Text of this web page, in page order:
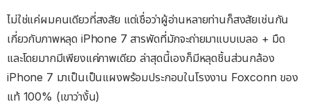
ไม่ใช่แค่ผมคนเดียวที่สงสัย แต่เชื่อว่าผู้อ่านหลายท่านก็สงสัยเช่นกัน
เกี่ยวกับภาพหลุด iPhone 7 สารพัดที่มักจะถ่ายมาแบบเบลอ + มืด
และโดยมากมีเพียงแค่ภาพเดียว ล่าสุดนี้เองก็มีหลุดชิ้นส่วนกล้อง
iPhone 7 มาเป็นเป็นแผงพร้อมประกอบในโรงงาน Foxconn ของ
แท้ 100% (เขาว่างั้น)